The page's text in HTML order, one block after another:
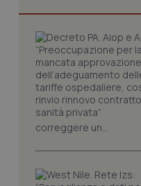
correggere un...